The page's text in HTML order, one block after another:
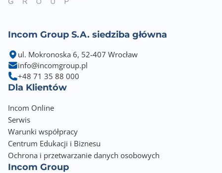
Incom Group S.A. siedziba główna
ul. Mokronoska 6, 52-407 Wrocław
info@incomgroup.pl
+48 71 35 88 000
Dla Klientów
Incom Online
Serwis
Warunki współpracy
Centrum Edukacji i Biznesu
Ochrona i przetwarzanie danych osobowych
Incom Group